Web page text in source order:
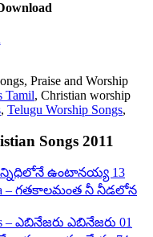
Praise and Worship
Tamil, Christian worship
, Telugu Worship Songs,
Songs 2011
సన్నిధిలోనే ఉంటానయ్య 13
– గతకాలమంత నీ నీడలోన
– ఎబినేజరు ఎబినేజరు 01